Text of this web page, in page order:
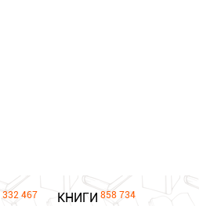
332 467 КНИГИ 858 734